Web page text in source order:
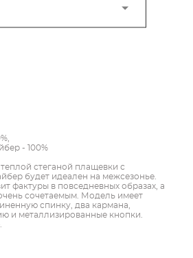
- 100%
стеганой плащевки с
будет идеален на межсезонье.
фактуры в повседневных образах, а
сочетаемым. Модель имеет
спинку, два кармана,
и металлизированные кнопки.